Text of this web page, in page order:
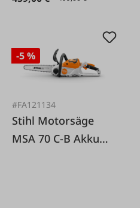
-5 %
#FA121134
Stihl Motorsäge
MSA 70 C-B Akku